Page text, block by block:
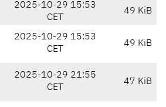
2025-10-29 15:53
CET
49 KiB
2025-10-29 15:53
CET
49 KiB
2025-10-29 21:55
CET
47 KiB